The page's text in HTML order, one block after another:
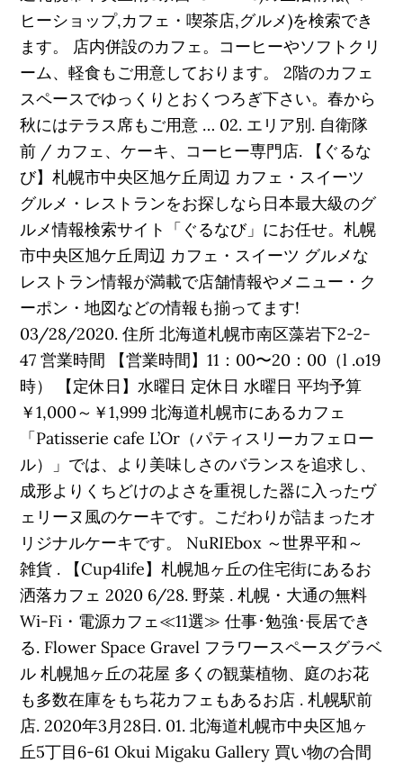
ヒーショップ,カフェ・喫茶店,グルメ)を検索でき
ます。 店内併設のカフェ。コーヒーやソフトクリ
ーム、軽食もご用意しております。 2階のカフェ
スペースでゆっくりとおくつろぎ下さい。春から
秋にはテラス席もご用意 … 02. エリア別. 自衛隊
前 / カフェ、ケーキ、コーヒー専門店. 【ぐるな
び】札幌市中央区旭ケ丘周辺 カフェ・スイーツ
グルメ・レストランをお探しなら日本最大級のグ
ルメ情報検索サイト「ぐるなび」にお任せ。札幌
市中央区旭ケ丘周辺 カフェ・スイーツ グルメな
レストラン情報が満載で店舗情報やメニュー・ク
ーポン・地図などの情報も揃ってます!
03/28/2020. 住所 北海道札幌市南区藻岩下2-2-
47 営業時間 【営業時間】11：00〜20：00（l .o19
時） 【定休日】水曜日 定休日 水曜日 平均予算
￥1,000～￥1,999 北海道札幌市にあるカフェ
「Patisserie cafe L’Or（パティスリーカフェロー
ル）」では、より美味しさのバランスを追求し、
成形よりくちどけのよさを重視した器に入ったヴ
ェリーヌ風のケーキです。こだわりが詰まったオ
リジナルケーキです。 NuRIEbox ～世界平和～
雑貨 . 【Cup4life】札幌旭ヶ丘の住宅街にあるお
洒落カフェ 2020 6/28. 野菜 . 札幌・大通の無料
Wi-Fi・電源カフェ≪11選≫ 仕事･勉強･長居でき
る. Flower Space Gravel フラワースペースグラベ
ル 札幌旭ヶ丘の花屋 多くの観葉植物、庭のお花
も多数在庫をもち花カフェもあるお店 . 札幌駅前
店. 2020年3月28日. 01. 北海道札幌市中央区旭ヶ
丘5丁目6-61 Okui Migaku Gallery 買い物の合間